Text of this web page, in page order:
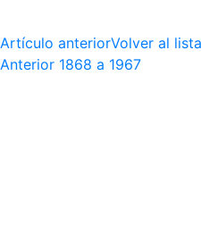
Artículo anteriorVolver al
Anterior 1868 a 1967